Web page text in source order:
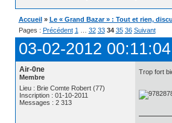
Accueil » Le « Grand Bazar » : Tout et rien,
Pages : Précédent 1 32 33 34 35 36 Suivant
03-02-2012 00:11:04
Air-0ne
Membre
Lieu : Brie Comte Robert (77)
Inscription : 01-10-2011
Messages : 2 313
Trop fort